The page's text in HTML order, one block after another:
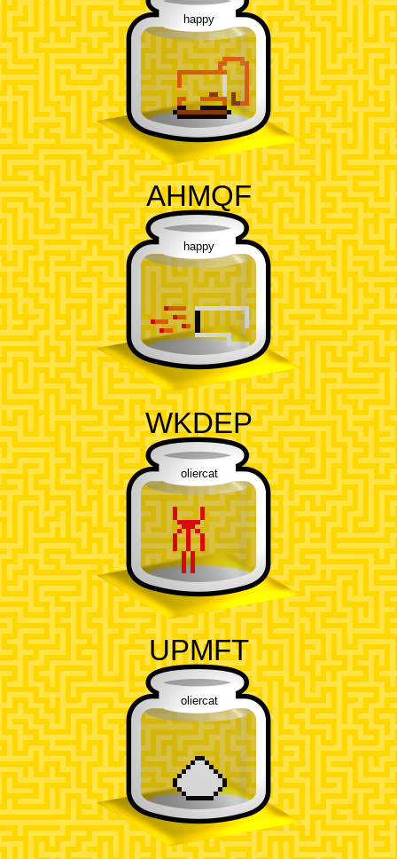
happy
AHMQF
happy
WKDEP
oliercat
UPMFT
oliercat